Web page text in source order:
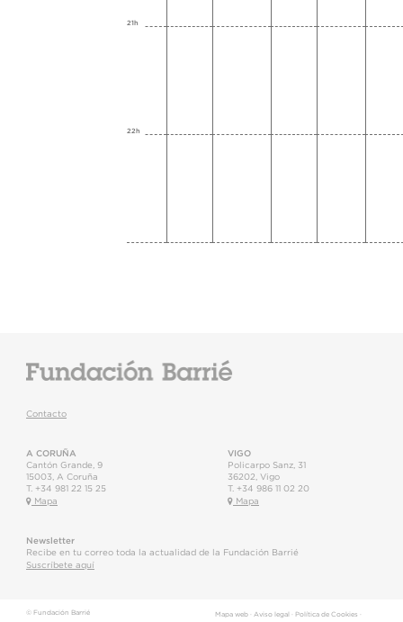
21h
22h
Contacto
A CORUÑA
Cantón Grande, 9
15003
A Coruña
T. +34 981 22 15 25
Mapa
VIGO
Policarpo Sanz, 31
36202 Vigo
T. +34 986 11 02 20
Mapa
Newsletter
Recibe en tu correo toda la actualidad de la Fundación Barrié
Suscríbete aquí
© Fundación Barrié Mapa web· Aviso legal · Política de Cookies ·